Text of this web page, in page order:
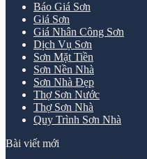
Báo Giá Sơn
Giá Sơn
Giá Nhân Công Sơn
Dịch Vụ Sơn
Sơn Mặt Tiền
Sơn Nền Nhà
Sơn Nhà Đẹp
Thợ Sơn Nước
Thợ Sơn Nhà
Quy Trình Sơn Nhà
Bài viết mới